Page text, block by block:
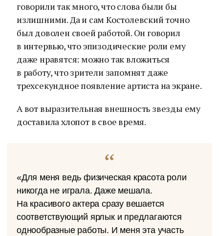
говорили так много, что слова были бы
излишними. Да и сам Костолевский точно
был доволен своей работой. Он говорил
в интервью, что эпизодические роли ему
даже нравятся: можно так вложиться
в работу, что зрители запомнят даже
трехсекундное появление артиста на экране.
А вот выразительная внешность звезды ему
доставила хлопот в свое время.
«Для меня ведь физическая красота роли
никогда не играла. Даже мешала.
На красивого актера сразу вешается
соответствующий ярлык и предлагаются
однообразные работы. И меня эта участь